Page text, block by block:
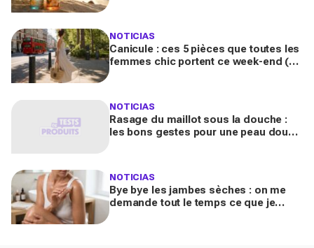
NOTICIAS
Canicule : ces 5 pièces que toutes les
femmes chic portent ce week-end (et
NOTICIAS
Rasage du maillot sous la douche :
les bons gestes pour une peau douce
NOTICIAS
Bye bye les jambes sèches : on me
demande tout le temps ce que je